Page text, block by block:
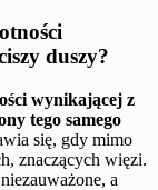
duszy?
wynikającej z
tego samego
się, gdy mimo
znaczących więzi.
a